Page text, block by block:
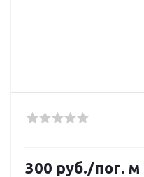
300 руб./пог. м